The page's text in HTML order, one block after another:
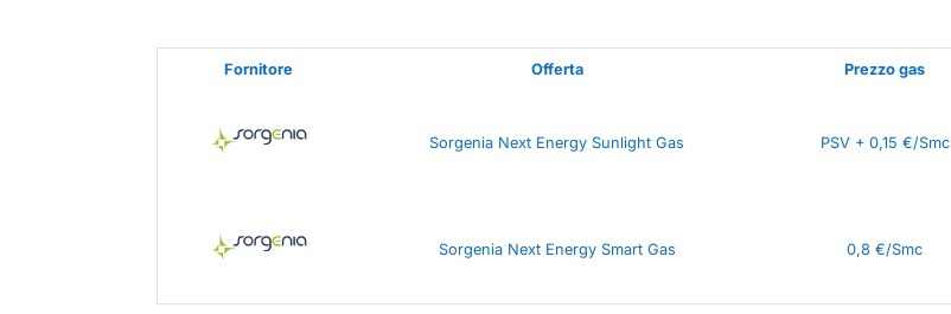
Fornitore Offerta Prezzo gas
Sorgenia Next Energy Sunlight Gas PSV + 0,15 €/Smc
Sorgenia Next Energy Smart Gas 0,8 €/Smc